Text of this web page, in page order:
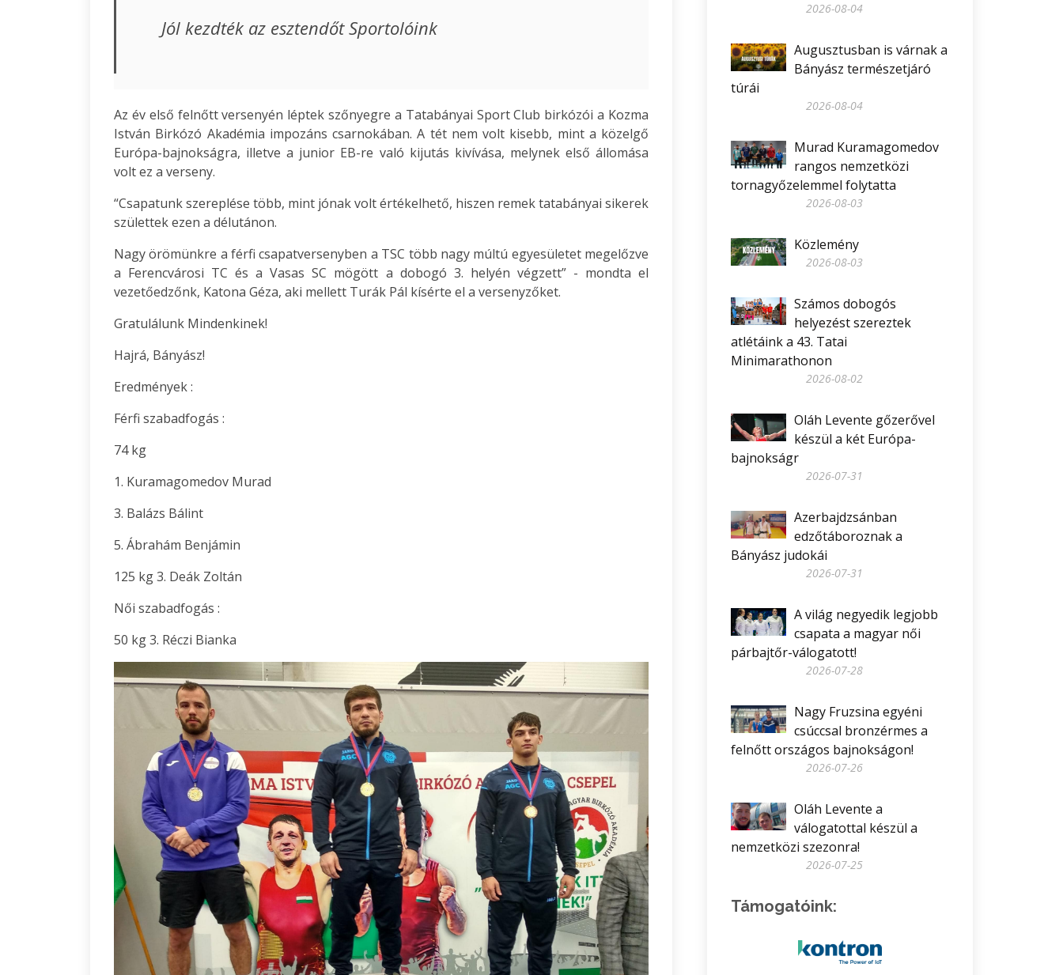
Jól kezdték az esztendőt Sportolóink
Az év első felnőtt versenyén léptek szőnyegre a Tatabányai Sport Club birkózói a Kozma
István Birkózó Akadémia impozáns csarnokában. A tét nem volt kisebb, mint a közelgő
Európa-bajnokságra, illetve a junior EB-re való kijutás kivívása, melynek első állomása
volt ez a verseny.
“Csapatunk szereplése több, mint jónak volt értékelhető, hiszen remek tatabányai sikerek
születtek ezen a délutánon.
Nagy örömünkre a férfi csapatversenyben a TSC több nagy múltú egyesületet megelőzve
a Ferencvárosi TC és a Vasas SC mögött a dobogó 3. helyén végzett” - mondta el
vezetőedzőnk, Katona Géza, aki mellett Turák Pál kísérte el a versenyzőket.
Gratulálunk Mindenkinek!
Hajrá, Bányász!
Eredmények :
Férfi szabadfogás :
74 kg
1. Kuramagomedov Murad
3. Balázs Bálint
5. Ábrahám Benjámin
125 kg 3. Deák Zoltán
Női szabadfogás :
50 kg 3. Réczi Bianka
2026-08-04
Augusztusban is várnak a
Bányász természetjáró
túrái
2026-08-04
Murad Kuramagomedov
rangos nemzetközi
tornagyőzelemmel folytatta
2026-08-03
Közlemény
2026-08-03
Számos dobogós
helyezést szereztek
atlétáink a 43. Tatai
Minimarathonon
2026-08-02
Oláh Levente gőzerővel
készül a két Európa-
bajnokságr
2026-07-31
Azerbajdzsánban
edzőtáboroznak a
Bányász judokái
2026-07-31
A világ negyedik legjobb
csapata a magyar női
párbajtőr-válogatott!
2026-07-28
Nagy Fruzsina egyéni
csúccsal bronzérmes a
felnőtt országos bajnokságon!
2026-07-26
Oláh Levente a
válogatottal készül a
nemzetközi szezonra!
2026-07-25
Támogatóink: